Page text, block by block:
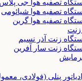
تصفیه هوا جی پلاس
تصفیه هوا شیائومی
تصفیه هوا گرین
زنت
زنت آذر نسیم
زنت سار آفرین
پنلی (فولادی،